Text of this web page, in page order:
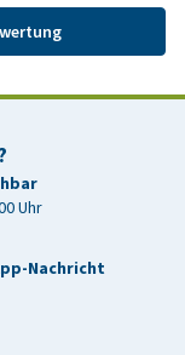
Uhr
Nachricht